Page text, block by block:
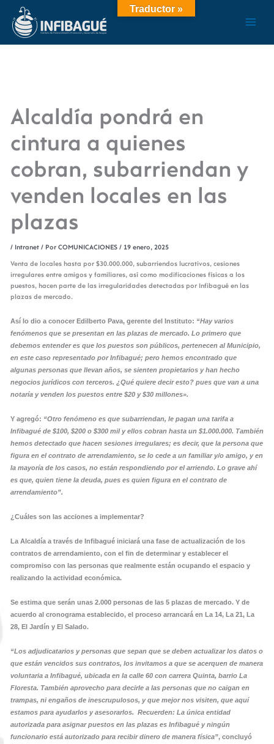
contenido
Alcaldía pondrá en
cintura a quienes
cobran, subarriendan y
venden locales en las
plazas
/ Intranet/ Por COMUNICACIONES / 19 enero, 2025
Venta de locales hasta por $30.000.000, subarriendos lucrativos, cesiones
irregulares entre amigos y familiares, así como modificaciones físicas a los
puestos, hacen parte de las irregularidades detectadas por Infibagué en las
plazas de mercado.
Así lo dio a conocer Edilberto Pava, gerente del Instituto: “Hay varios
fenómenos que se presentan en las plazas de mercado. Lo primero que
debemos entender es que los puestos son públicos, pertenecen al Municipio,
en este caso representado por Infibagué; pero hemos encontrado que
algunas personas que llevan años, se sienten propietarios y han hecho
negocios jurídicos con terceros. ¿Qué quiere decir esto? pues que van a una
notaría y venden los puestos entre $20 y $30 millones».
Y agregó: “Otro fenómeno es que subarriendan, le pagan una tarifa a
Infibagué de $100, $200 o $300 mil y ellos cobran hasta un $1.000.000. También
hemos detectado que hacen sesiones irregulares; es decir, que la persona que
figura en el contrato de arrendamiento, se lo cede a un familiar y/o amigo, y en
la mayoría de los casos, no están respondiendo por el arriendo. Lo grave ahí
es que, quien tiene la deuda, pues es quien figura en el contrato de
arrendamiento”.
¿Cuáles son las acciones a implementar?
La Alcaldía a través de Infibagué iniciará una fase de actualización de los
contratos de arrendamiento, con el fin de determinar y establecer el
compromiso con las personas que realmente están ocupando el espacio y
realizando la actividad económica.
Se estima que serán unas 2.000 personas de las 5 plazas de mercado. Y de
acuerdo al cronograma establecido, el proceso arrancará en La 14, La 21, La
28, El Jardín y El Salado.
“Los adjudicatarios y personas que sepan que se deben actualizar los datos o
que están vencidos sus contratos, los invitamos a que se acerquen de manera
voluntaria a Infibagué, ubicada en la calle 60 con carrera Quinta, barrio La
Floresta. También aprovecho para decirle a las personas que no caigan en
trampas, ni engaños de inescrupulosos, y que mejor nos visiten, que aquí
estamos para ayudarlos y asesorarlos. Recuerden: La única entidad
autorizada para asignar puestos en las plazas es Infibagué y ningún
funcionario está autorizado para recibir dinero de manera física”, concluyó
Traductor »